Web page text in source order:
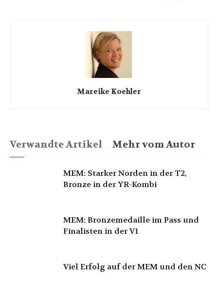
Mareike Koehler
Verwandte Artikel Mehr vom Autor
MEM: Starker Norden in der T2,
Bronze in der YR-Kombi
MEM: Bronzemedaille im Pass und
Finalisten in der V1
Viel Erfolg auf der MEM und den NC